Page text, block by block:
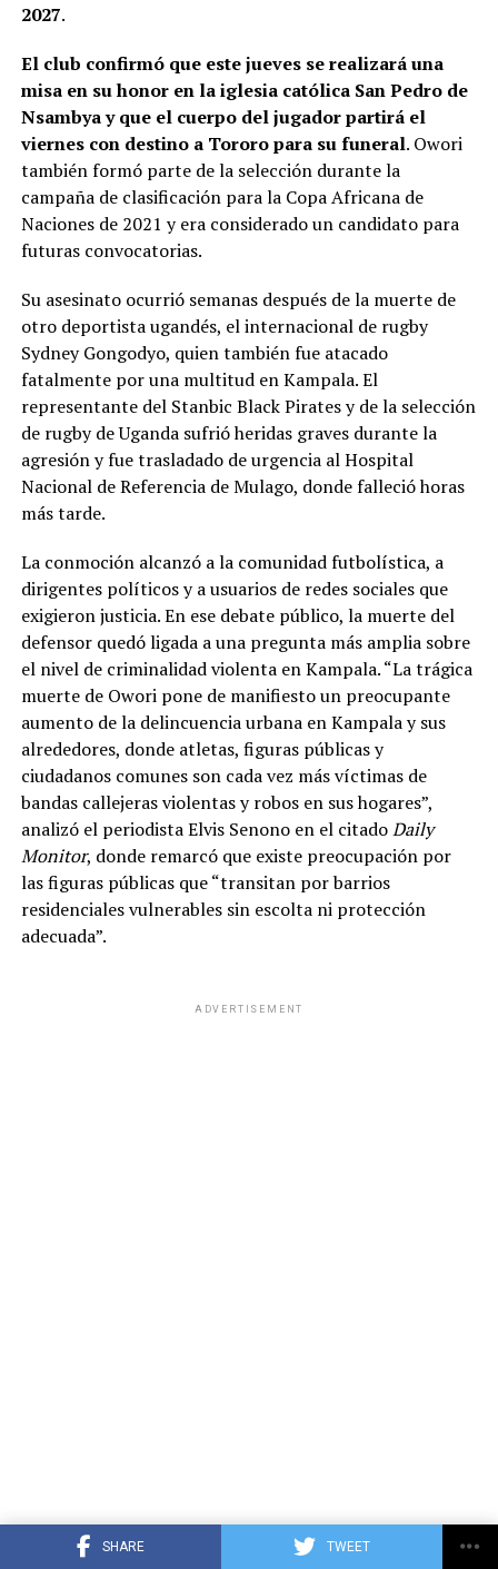
SHARE TWEET
2027.
El club confirmó que este jueves se realizará una
misa en su honor en la iglesia católica San Pedro de
Nsambya y que el cuerpo del jugador partirá el
viernes con destino a Tororo para su funeral. Owori
también formó parte de la selección durante la
campaña de clasificación para la Copa Africana de
Naciones de 2021 y era considerado un candidato para
futuras convocatorias.
Su asesinato ocurrió semanas después de la muerte de
otro deportista ugandés, el internacional de rugby
Sydney Gongodyo, quien también fue atacado
fatalmente por una multitud en Kampala. El
representante del Stanbic Black Pirates y de la selección
de rugby de Uganda sufrió heridas graves durante la
agresión y fue trasladado de urgencia al Hospital
Nacional de Referencia de Mulago, donde falleció horas
más tarde.
La conmoción alcanzó a la comunidad futbolística, a
dirigentes políticos y a usuarios de redes sociales que
exigieron justicia. En ese debate público, la muerte del
defensor quedó ligada a una pregunta más amplia sobre
el nivel de criminalidad violenta en Kampala. “La trágica
muerte de Owori pone de manifiesto un preocupante
aumento de la delincuencia urbana en Kampala y sus
alrededores, donde atletas, figuras públicas y
ciudadanos comunes son cada vez más víctimas de
bandas callejeras violentas y robos en sus hogares”,
analizó el periodista Elvis Senono en el citadoDaily
Monitor, donde remarcó que existe preocupación por
las figuras públicas que “transitan por barrios
residenciales vulnerables sin escolta ni protección
adecuada”.
ADVERTISEMENT